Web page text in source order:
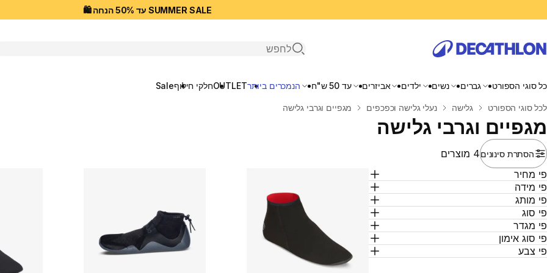
SUMMER SALE עד 50% הנחה 🛍️
פתיחת חיפוש
כל סוגי הספורט גברים נשים ילדים אביזרים עד 50 ש"ח הנמכרים ביותרOUTLETחלקי חילוףSale
בית
לכל סוגי הספורט גלישה נעלי גלישה וכפכפים מגפיים וגרבי גלישה
מגפיים וגרבי גלישה
הסתרת סינונים4 מוצרים
מחיר
מידה
מותג
סוג
מגדר
סוג אימון
צבע